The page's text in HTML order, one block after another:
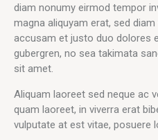
diam nonumy eirmod tempor
magna aliquyam erat, sed
accusam et justo duo dolores
gubergren, no sea takimata
sit amet.
Aliquam laoreet sed neque ac
quam laoreet, in viverra erat
vulputate at est vitae, posuere